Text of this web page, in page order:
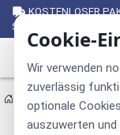
Cookie-
Wir verwenden
zuverlässig
optionale
auszuwerten
KOSTENLOSER
SICHER EINKAUFEN